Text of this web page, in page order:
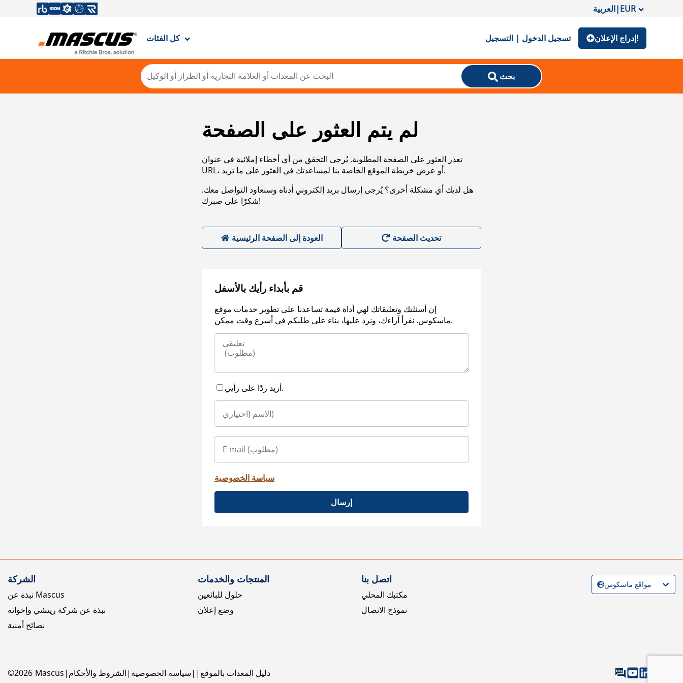
العربية|EUR
كل الفئات تسجيل الدخول | التسجيل إدراج الإعلان!
بحث
لم يتم العثور على الصفحة
تعذر العثور على الصفحة المطلوبة. يُرجى التحقق من أي أخطاء إملائية في عنوان
URL، أو عرض خريطة الموقع الخاصة بنا لمساعدتك في العثور على ما تريد.
هل لديك أي مشكلة أخرى؟ يُرجى إرسال بريد إلكتروني أدناه وسنعاود التواصل معك.
شكرًا على صبرك!
العودة إلى الصفحة الرئيسية
قم بأبداء رأيك بالأسفل
إن أسئلتك وتعليقاتك لهي أداة قيمة تساعدنا على تطوير خدمات موقع
ماسكوس. نقرأ آراءك، ونرد عليها، بناء على طلبكم في أسرع وقت ممكن.
أريد ردًا على رأيي.
سياسة الخصوصية
إرسال
الشركة
نبذة عن Mascus
نبذة عن شركة ريتشي وإخوانه
نصائح أمنية
المنتجات والخدمات
حلول للبائعين
وضع إعلان
اتصل بنا
مكتبك المحلي
نموذج الاتصال
©2026 Mascus الشروط والأحكام سياسة الخصوصية دليل المعدات بالموقع
مواقع ماسكوس